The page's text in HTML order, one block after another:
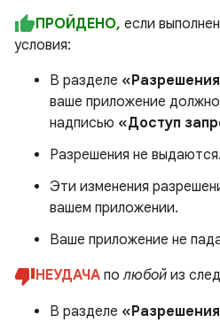
ПРОЙДЕНО, если
условия:
В разделе
ваше приложение
надписью «Доступ
Разрешения не выдаются.
Эти изменения
вашем приложении.
Ваше приложение не
НЕУДАЧА полюбой из
В разделе